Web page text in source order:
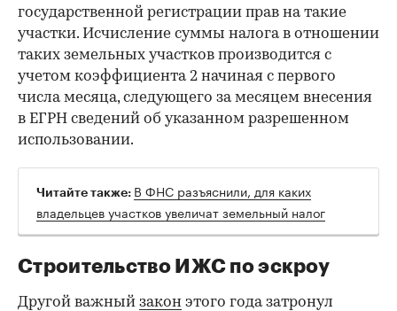
государственной регистрации прав на такие
участки. Исчисление суммы налога в отношении
таких земельных участков производится с
учетом коэффициента 2 начиная с первого
числа месяца, следующего за месяцем внесения
в ЕГРН сведений об указанном разрешенном
использовании.
Читайте также: В ФНС разъяснили, для каких
владельцев участков увеличат земельный налог
Строительство ИЖС по эскроу
Другой важный закон этого года затронул